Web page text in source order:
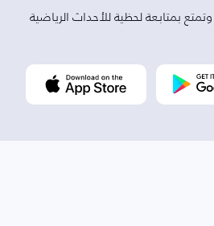
بمتابعة لحظية للأحداث الرياضية